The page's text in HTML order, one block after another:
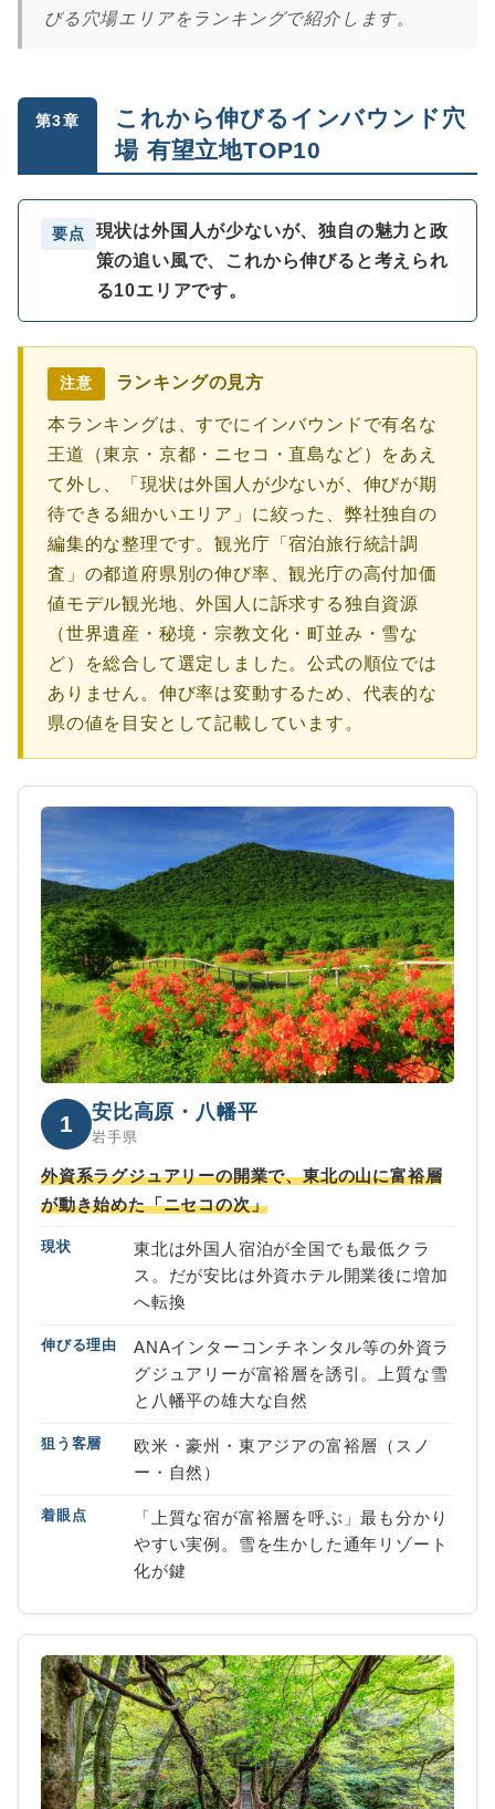
びる穴場エリアをランキングで紹介します。
第3章
これから伸びるインバウンド穴
場 有望立地TOP10
要点
現状は外国人が少ないが、独自の魅力と政
策の追い風で、これから伸びると考えられ
る10エリアです。
注意 ランキングの見方
本ランキングは、すでにインバウンドで有名な
王道（東京・京都・ニセコ・直島など）をあえ
て外し、「現状は外国人が少ないが、伸びが期
待できる細かいエリア」に絞った、弊社独自の
編集的な整理です。観光庁「宿泊旅行統計調
査」の都道府県別の伸び率、観光庁の高付加価
値モデル観光地、外国人に訴求する独自資源
（世界遺産・秘境・宗教文化・町並み・雪な
ど）を総合して選定しました。公式の順位では
ありません。伸び率は変動するため、代表的な
県の値を目安として記載しています。
1 安比高原・八幡平
岩手県
外資系ラグジュアリーの開業で、東北の山に富裕層
が動き始めた「ニセコの次」
現状
東北は外国人宿泊が全国でも最低クラ
ス。だが安比は外資ホテル開業後に増加
へ転換
伸びる理由
ANAインターコンチネンタル等の外資ラ
グジュアリーが富裕層を誘引。上質な雪
と八幡平の雄大な自然
狙う客層
欧米・豪州・東アジアの富裕層（スノ
ー・自然）
着眼点
「上質な宿が富裕層を呼ぶ」最も分かり
やすい実例。雪を生かした通年リゾート
化が鍵